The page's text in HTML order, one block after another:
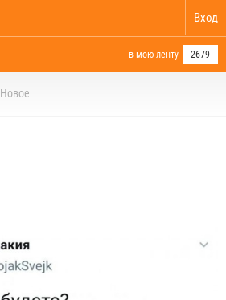
Вход
в мою ленту 2679
Новое